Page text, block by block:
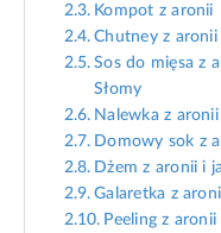
Kompot z aronii
Chutney z aronii
Sos do mięsa z
Słomy
Nalewka z aronii
Domowy sok z
Dżem z aronii i
Galaretka z
Peeling z aronii